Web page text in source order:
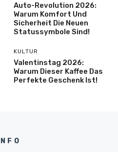
Auto-Revolution 2026:
Warum Komfort Und
Sicherheit Die Neuen
Statussymbole Sind!
KULTUR
Valentinstag 2026:
Warum Dieser Kaffee Das
Perfekte Geschenk Ist!
INFO